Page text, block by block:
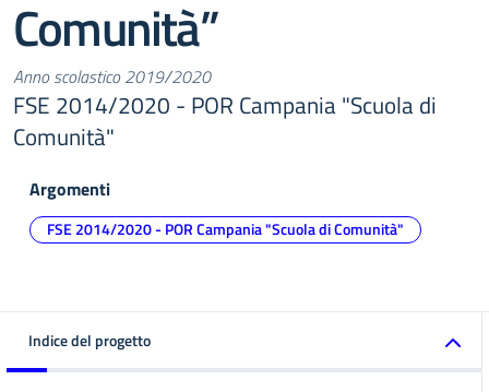
Comunità”
Anno scolastico 2019/2020
FSE 2014/2020 - POR Campania "Scuola di
Comunità"
Argomenti
FSE 2014/2020 - POR Campania "Scuola di Comunità"
Indice del progetto